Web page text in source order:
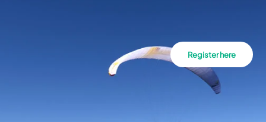
Register here